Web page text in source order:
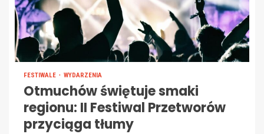
FESTIWALE WYDARZENIA
Otmuchów świętuje smaki
regionu: II Festiwal Przetworów
przyciąga tłumy